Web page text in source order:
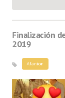
Finalización
2019
Afanion